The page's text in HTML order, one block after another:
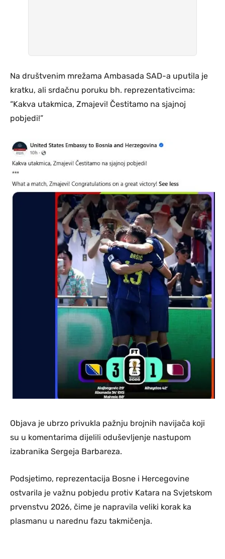
Na društvenim mrežama Ambasada SAD-a uputila je
kratku, ali srdačnu poruku bh. reprezentativcima:
“Kakva utakmica, Zmajevi! Čestitamo na sjajnoj
pobjedi!”
Objava je ubrzo privukla pažnju brojnih navijača koji
su u komentarima dijelili oduševljenje nastupom
izabranika Sergeja Barbareza.
Podsjetimo, reprezentacija Bosne i Hercegovine
ostvarila je važnu pobjedu protiv Katara na Svjetskom
prvenstvu 2026, čime je napravila veliki korak ka
plasmanu u narednu fazu takmičenja.